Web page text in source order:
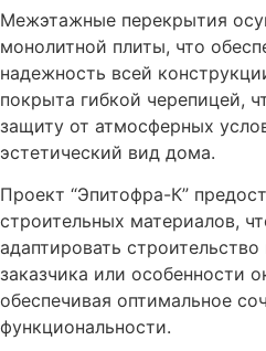
Межэтажные перекрытия
монолитной плиты, что
надежность всей
покрыта гибкой черепицей,
защиту от атмосферных
эстетический вид дома.
Проект “Эпитофра-К”
строительных материалов,
адаптировать
заказчика или особенности
обеспечивая оптимальное
функциональности.